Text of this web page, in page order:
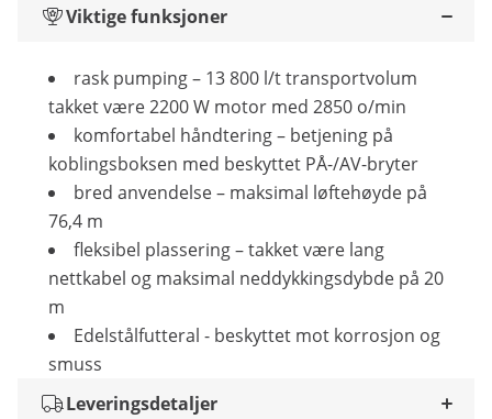
Viktige funksjoner
rask pumping – 13 800 l/t transportvolum
takket være 2200 W motor med 2850 o/min
komfortabel håndtering – betjening på
koblingsboksen med beskyttet PÅ-/AV-bryter
bred anvendelse – maksimal løftehøyde på
76,4 m
fleksibel plassering – takket være lang
nettkabel og maksimal neddykkingsdybde på 20
m
Edelstålfutteral - beskyttet mot korrosjon og
smuss
Leveringsdetaljer